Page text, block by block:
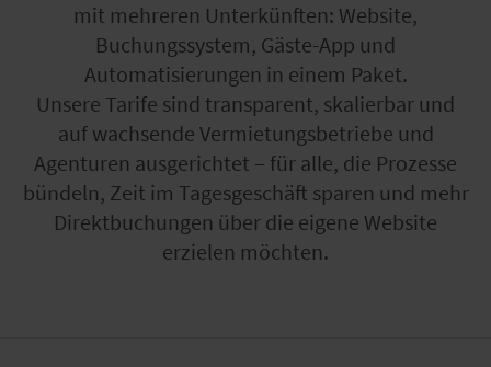
mit mehreren Unterkünften: Website,
Buchungssystem, Gäste-App und
Automatisierungen in einem Paket.
Unsere Tarife sind transparent, skalierbar und
auf wachsende Vermietungsbetriebe und
Agenturen ausgerichtet – für alle, die Prozesse
bündeln, Zeit im Tagesgeschäft sparen und mehr
Direktbuchungen über die eigene Website
erzielen möchten.